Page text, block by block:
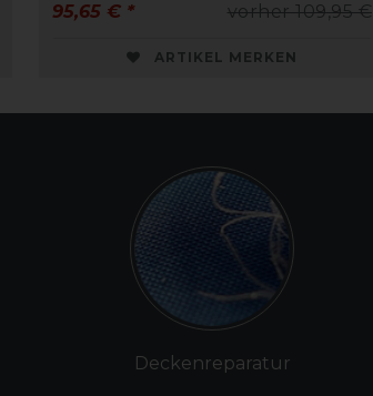
vorher 109,95 €
95,65 € *
ARTIKEL MERKEN
Deckenreparatur